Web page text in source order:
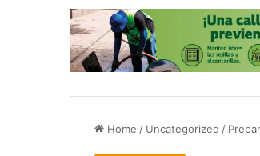
Home / Uncategorized /